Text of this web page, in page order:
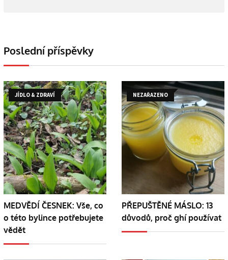
Poslední příspěvky
JÍDLO & ZDRAVÍ
MEDVĚDÍ ČESNEK: Vše, co
o této bylince potřebujete
vědět
NEZAŘAZENO
PŘEPUŠTĚNÉ MÁSLO: 13
důvodů, proč ghí používat